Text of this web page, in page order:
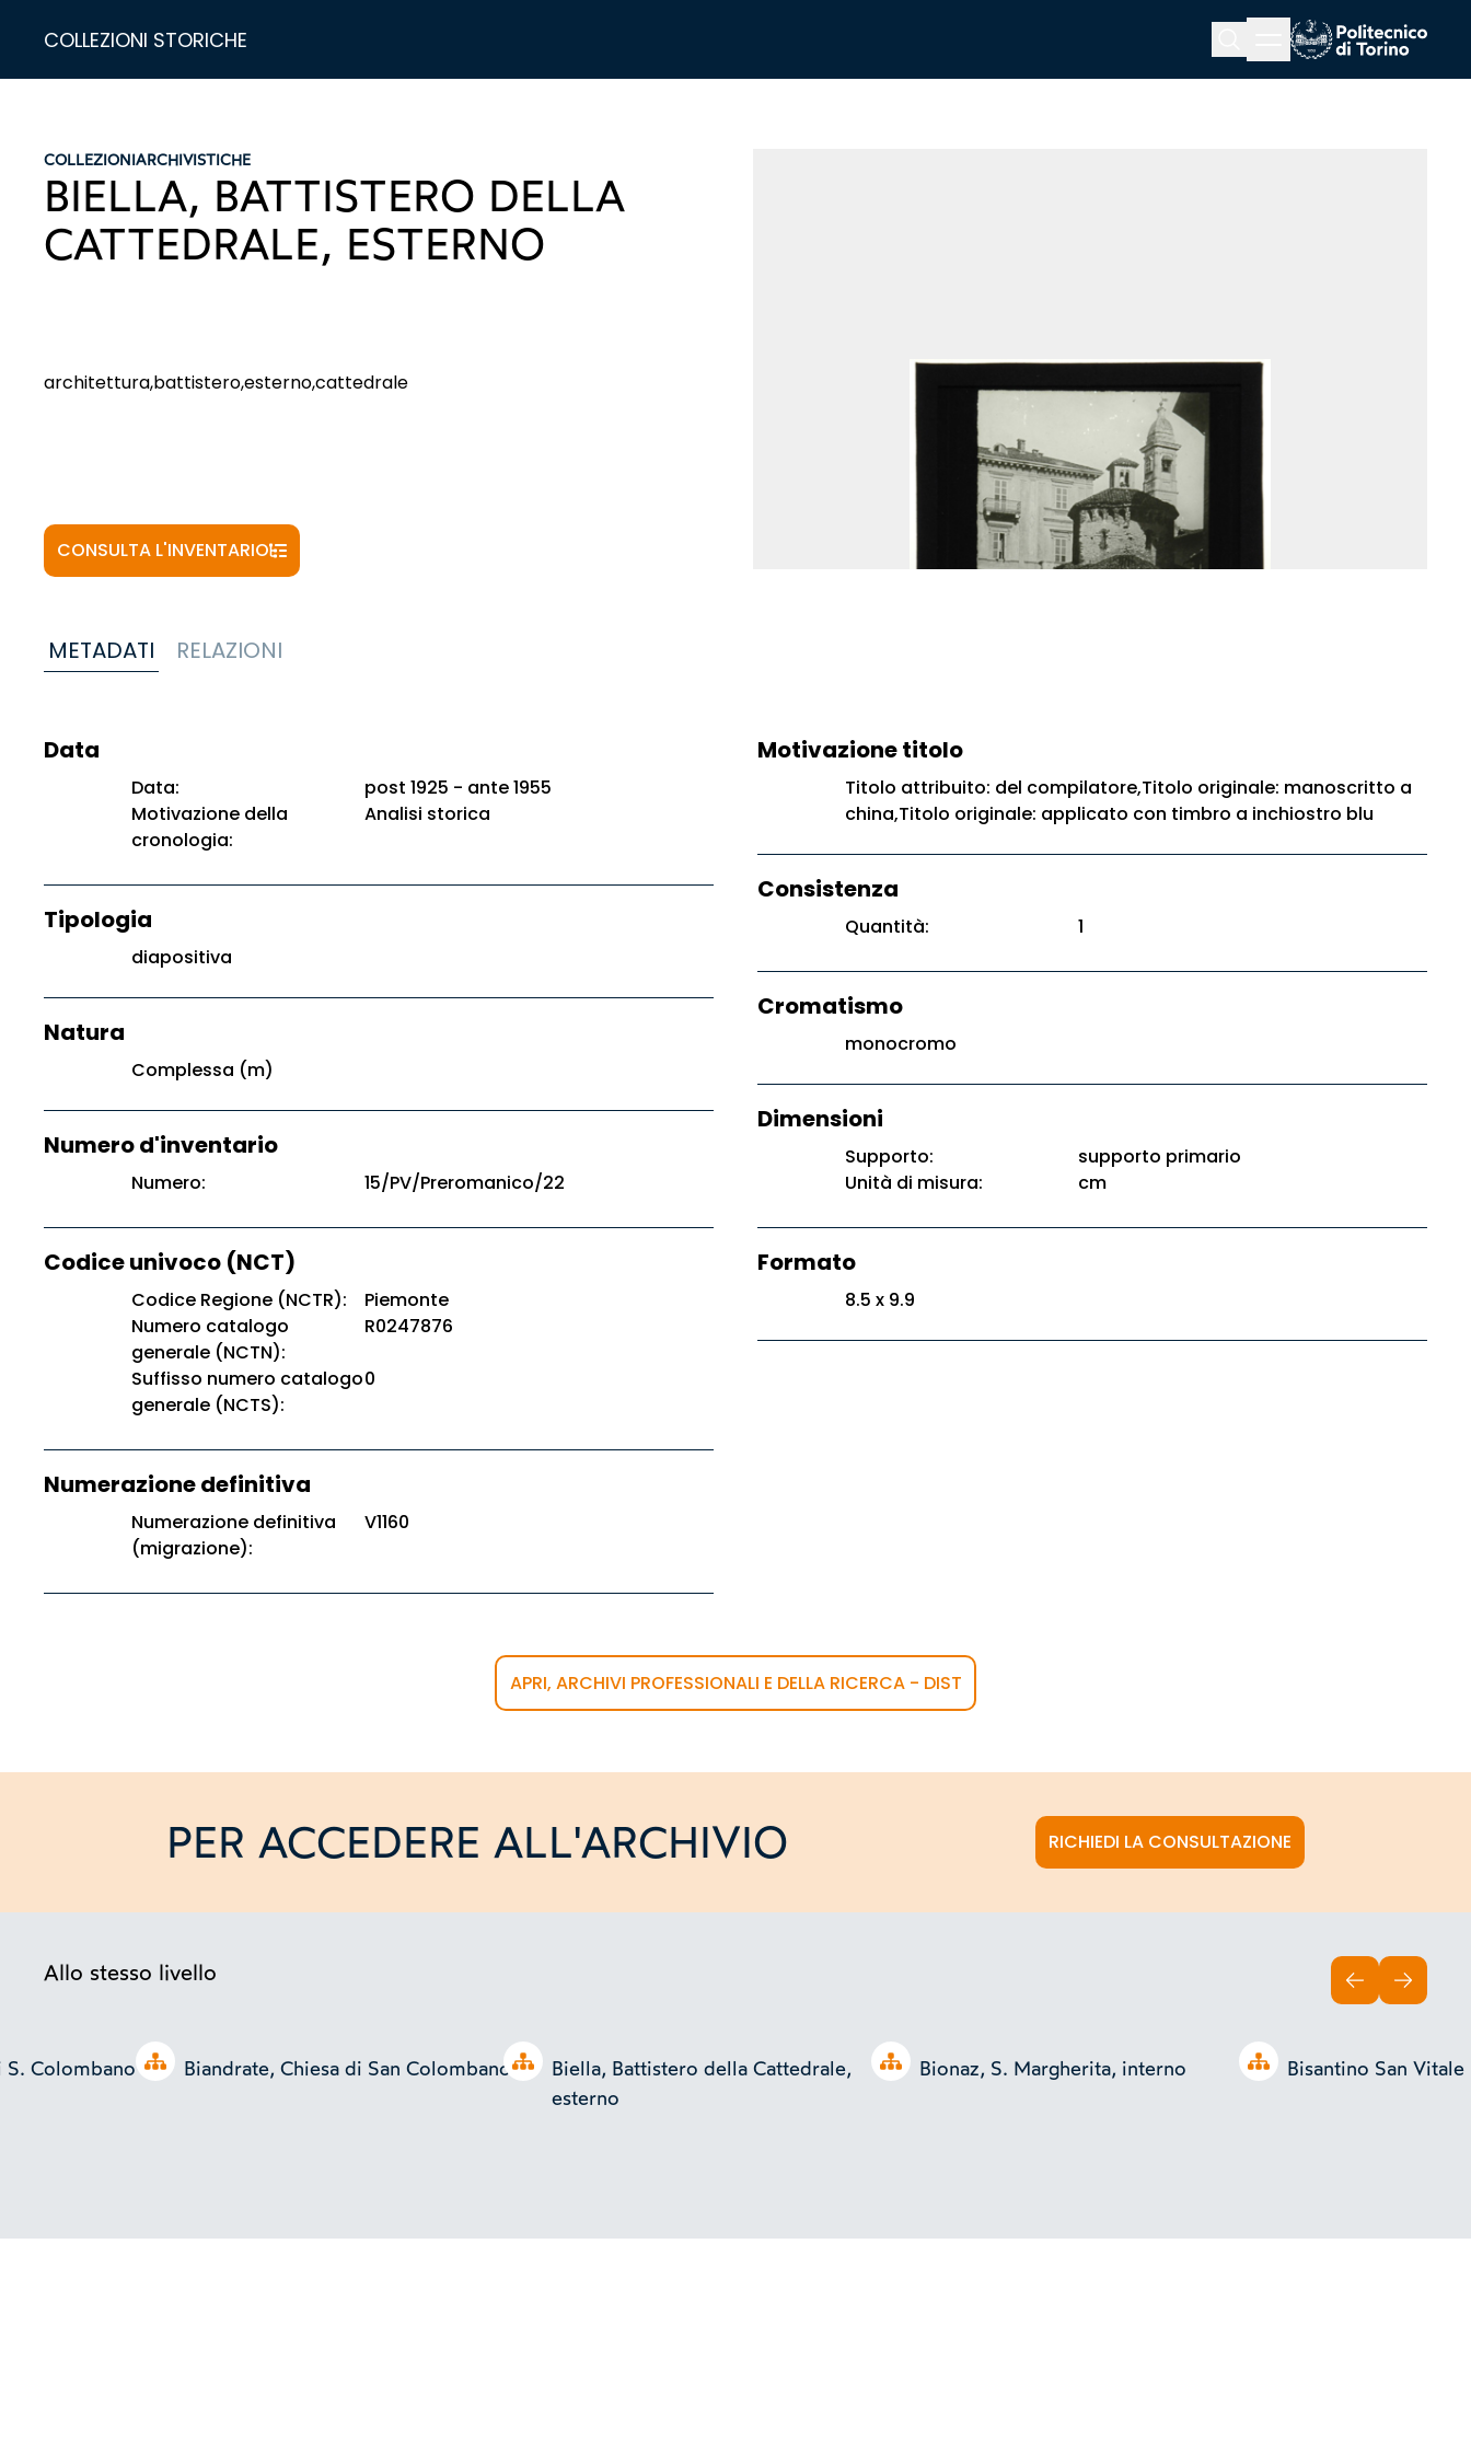
COLLEZIONI STORICHE
Menu button
COLLEZIONIARCHIVISTICHE
BIELLA, BATTISTERO DELLA
CATTEDRALE, ESTERNO
architettura,battistero,esterno,cattedrale
CONSULTA L'INVENTARIO
METADATI RELAZIONI
Data
Data:
post 1925 - ante 1955
Motivazione della
cronologia:
Analisi storica
Tipologia
diapositiva
Natura
Complessa (m)
Numero d'inventario
Numero: 15/PV/Preromanico/22
Codice univoco (NCT)
Codice Regione (NCTR):
Piemonte
Numero catalogo
generale (NCTN):
R0247876
Suffisso numero catalogo
generale (NCTS):
0
Numerazione definitiva
Numerazione definitiva
(migrazione):
V1160
Motivazione titolo
Titolo attribuito: del compilatore,Titolo originale: manoscritto a
china,Titolo originale: applicato con timbro a inchiostro blu
Consistenza
Quantità: 1
Cromatismo
monocromo
Dimensioni
Supporto:
supporto primario
Unità di misura:
cm
Formato
8.5 x 9.9
APRI, ARCHIVI PROFESSIONALI E DELLA RICERCA - DIST
PER ACCEDERE ALL'ARCHIVIO RICHIEDI LA CONSULTAZIONE
Allo stesso livello
Open tree
S. Colombano Open tree
Biandrate, Chiesa di San Colombano Open tree
Biella, Battistero della Cattedrale,
esterno
Open tree
Bionaz, S. Margherita, interno Bisantino San Vitale
INDIETROAVANTI